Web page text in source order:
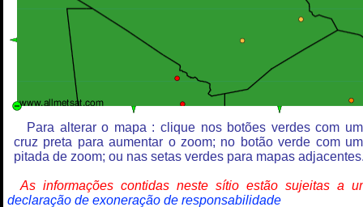
Para alterar o mapa : clique nos botões verdes com
cruz preta para aumentar o zoom; no botão verde com
pitada de zoom; ou nas setas verdes para mapas
As informações contidas neste sítio estão sujeitas a
declaração de exoneração de responsabilidade